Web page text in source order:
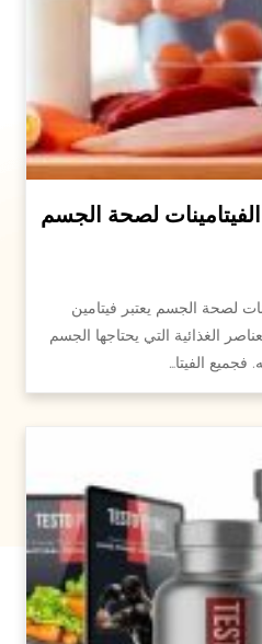
لصحة الجسم
لصحة الجسم يعتبر فيتامين
الغذائية التي يحتاجها الجسم
الفيتا…